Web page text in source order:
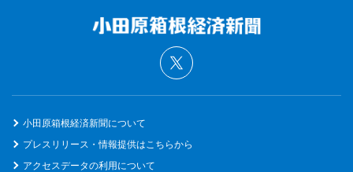
小田原箱根経済新聞について
プレスリリース・情報提供はこちらから
アクセスデータの利用について